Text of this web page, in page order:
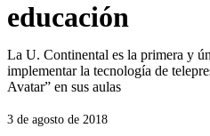
educación
La U. Continental es la primera y
implementar la tecnología de
Avatar” en sus aulas
3 de agosto de 2018